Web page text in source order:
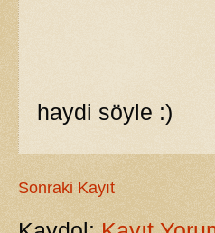
haydi söyle :)
Sonraki Kayıt